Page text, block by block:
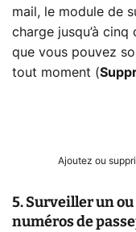
mail, le module de
charge jusqu’à cinq
que vous pouvez
tout moment (
Ajoutez ou
5. Surveiller un
numéros de